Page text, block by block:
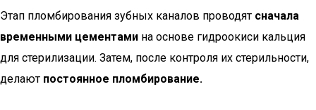
Этап пломбирования зубных каналов проводят сначала
временными цементами на основе гидроокиси кальция
для стерилизации. Затем, после контроля их стерильности,
делают постоянное пломбирование.